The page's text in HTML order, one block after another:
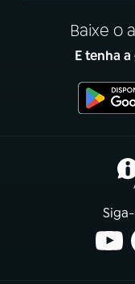
Baixe o
E tenha